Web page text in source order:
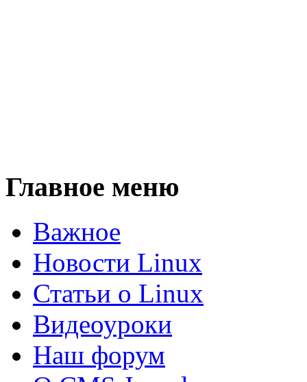
Главное меню
Важное
Новости Linux
Статьи о Linux
Видеоуроки
Наш форум